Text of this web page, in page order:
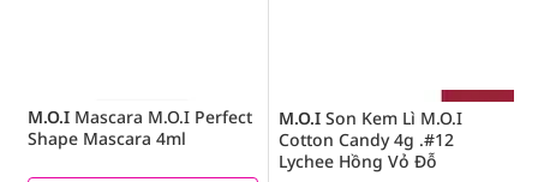
M.O.I Mascara M.O.I Perfect
Shape Mascara 4ml
M.O.I Son Kem Lì M.O.I
Cotton Candy 4g .#12
Lychee Hồng Vỏ Đỗ